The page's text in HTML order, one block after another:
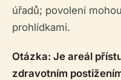
úřadů; povolení
prohlídkami.
Otázka: Je areál
zdravotním